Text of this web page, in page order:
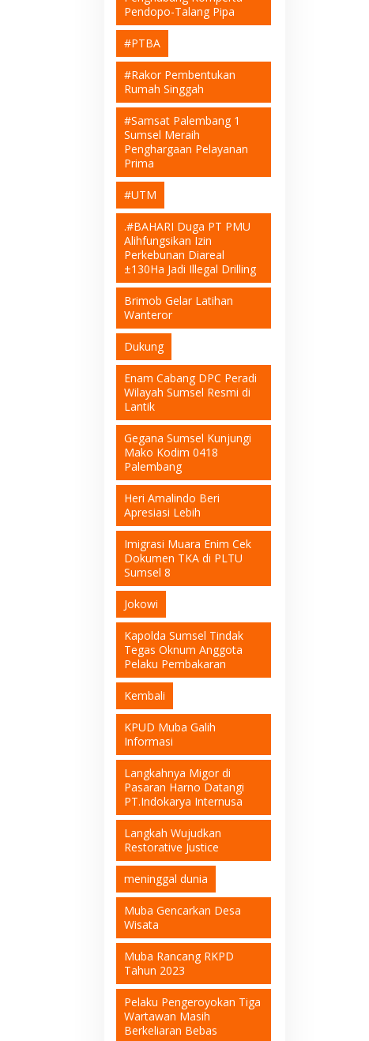
Pendopo-Talang Pipa
#PTBA
#Rakor Pembentukan
Rumah Singgah
#Samsat Palembang 1
Sumsel Meraih
Penghargaan Pelayanan
Prima
#UTM
.#BAHARI Duga PT PMU
Alihfungsikan Izin
Perkebunan Diareal
±130Ha Jadi Illegal Drilling
Brimob Gelar Latihan
Wanteror
Dukung
Enam Cabang DPC Peradi
Wilayah Sumsel Resmi di
Lantik
Gegana Sumsel Kunjungi
Mako Kodim 0418
Palembang
Heri Amalindo Beri
Apresiasi Lebih
Imigrasi Muara Enim Cek
Dokumen TKA di PLTU
Sumsel 8
Jokowi
Kapolda Sumsel Tindak
Tegas Oknum Anggota
Pelaku Pembakaran
Kembali
KPUD Muba Galih
Informasi
Langkahnya Migor di
Pasaran Harno Datangi
PT.Indokarya Internusa
Langkah Wujudkan
Restorative Justice
meninggal dunia
Muba Gencarkan Desa
Wisata
Muba Rancang RKPD
Tahun 2023
Pelaku Pengeroyokan Tiga
Wartawan Masih
Berkeliaran Bebas